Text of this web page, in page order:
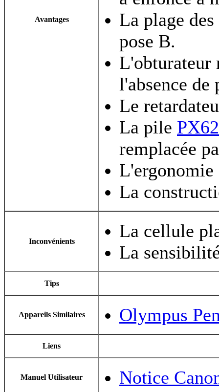
Avantages
La plage
pose B.
L'obturateur
l'absence de
Le
La pile
remplacée
L'ergonomie
La
Inconvénients
La cellule
La
Tips
Appareils Similaires Olympus
Liens
Manuel Utilisateur Notice